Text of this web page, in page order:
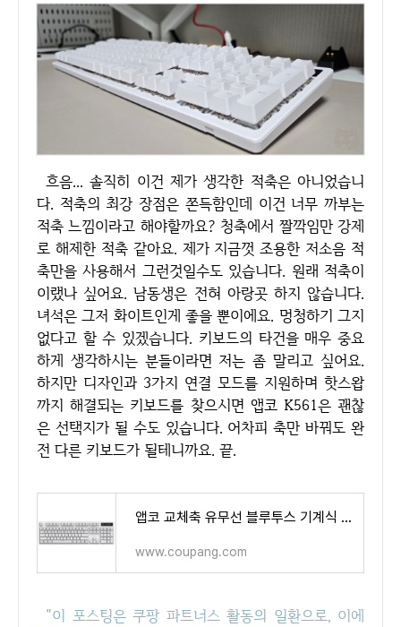
흐음... 솔직히 이건 제가 생각한 적축은 아니었습니
다. 적축의 최강 장점은 쫀득함인데 이건 너무 까부는
적축 느낌이라고 해야할까요? 청축에서 짤깍임만 강제
로 해제한 적축 같아요. 제가 지금껏 조용한 저소음 적
축만을 사용해서 그런것일수도 있습니다. 원래 적축이
이랬나 싶어요. 남동생은 전혀 아랑곳 하지 않습니다.
녀석은 그저 화이트인게 좋을 뿐이에요. 멍청하기 그지
없다고 할 수 있겠습니다. 키보드의 타건을 매우 중요
하게 생각하시는 분들이라면 저는 좀 말리고 싶어요.
하지만 디자인과 3가지 연결 모드를 지원하며 핫스왑
까지 해결되는 키보드를 찾으시면 앱코 K561은 괜찮
은 선택지가 될 수도 있습니다. 어차피 축만 바꿔도 완
전 다른 키보드가 될테니까요. 끝.
앱코 교체축 유무선 블루투스 기계식 게이밍 키보드 - 무선키보드 | 쿠팡
www.coupang.com
"이 포스팅은 쿠팡 파트너스 활동의 일환으로, 이에